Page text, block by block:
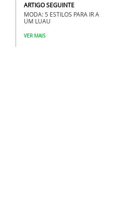
ARTIGO SEGUINTE
MODA: 5 ESTILOS PARA IR A
UM LUAU
VER MAIS